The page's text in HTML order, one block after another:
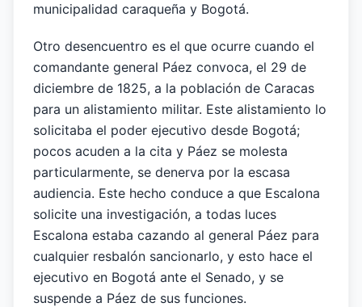
municipalidad caraqueña y Bogotá.
Otro desencuentro es el que ocurre cuando el
comandante general Páez convoca, el 29 de
diciembre de 1825, a la población de Caracas
para un alistamiento militar. Este alistamiento lo
solicitaba el poder ejecutivo desde Bogotá;
pocos acuden a la cita y Páez se molesta
particularmente, se denerva por la escasa
audiencia. Este hecho conduce a que Escalona
solicite una investigación, a todas luces
Escalona estaba cazando al general Páez para
cualquier resbalón sancionarlo, y esto hace el
ejecutivo en Bogotá ante el Senado, y se
suspende a Páez de sus funciones.